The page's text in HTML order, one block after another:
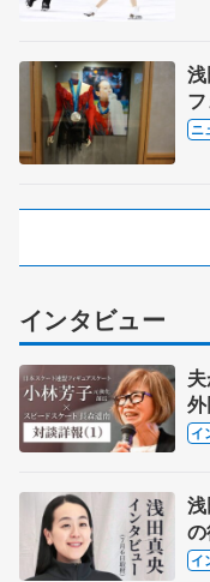
ニ
インタビュー
イ
イ